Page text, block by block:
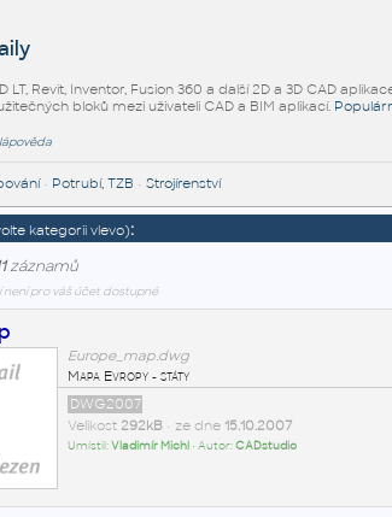
LT, Revit, Inventor, Fusion 360 a další 2D a 3D CAD
bloků mezi uživateli CAD a BIM aplikací.
• Potrubí, TZB • Strojírenství
kategorii vlevo):
záznamů
pro váš účet dostupné
Europe_map.dwg
Mapa Evropy - státy
DWG2007
Velikost 292kB• ze dne 15.10.2007
Umístil:Vladimír Michl• Autor:CADstudio